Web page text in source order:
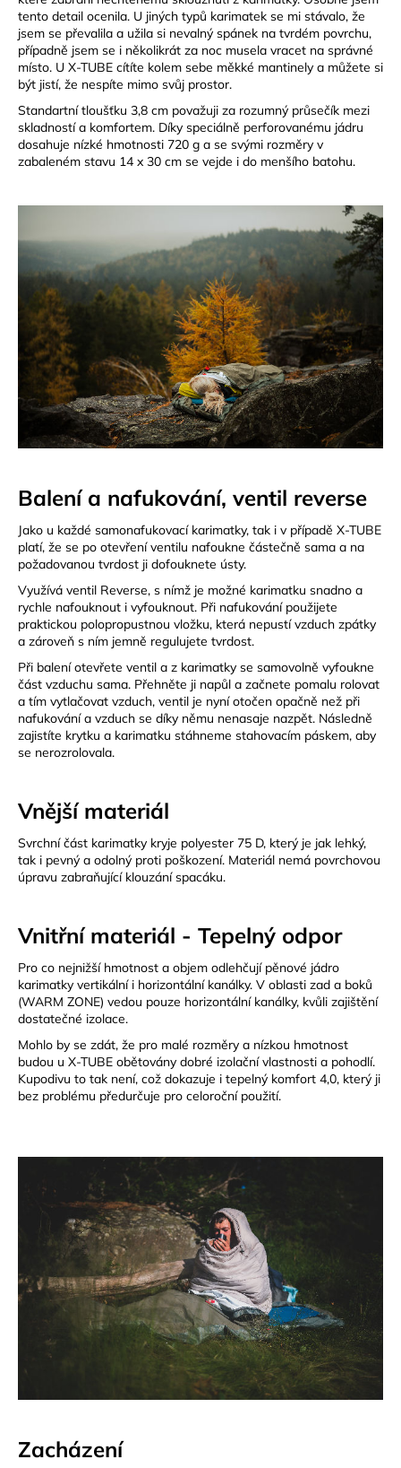
tento detail ocenila. U jiných typů karimatek se mi stávalo, že
jsem se převalila a užila si nevalný spánek na tvrdém povrchu,
případně jsem se i několikrát za noc musela vracet na správné
místo. U X-TUBE cítíte kolem sebe měkké mantinely a můžete si
být jistí, že nespíte mimo svůj prostor.
Standartní tloušťku 3,8 cm považuji za rozumný průsečík mezi
skladností a komfortem. Díky speciálně perforovanému jádru
dosahuje nízké hmotnosti 720 g a se svými rozměry v
zabaleném stavu 14 x 30 cm se vejde i do menšího batohu.
Balení a nafukování, ventil reverse
Jako u každé samonafukovací karimatky, tak i v případě X-TUBE
platí, že se po otevření ventilu nafoukne částečně sama a na
požadovanou tvrdost ji dofouknete ústy.
Využívá ventil Reverse, s nímž je možné karimatku snadno a
rychle nafouknout i vyfouknout. Při nafukování použijete
praktickou polopropustnou vložku, která nepustí vzduch zpátky
a zároveň s ním jemně regulujete tvrdost.
Při balení otevřete ventil a z karimatky se samovolně vyfoukne
část vzduchu sama. Přehněte ji napůl a začnete pomalu rolovat
a tím vytlačovat vzduch, ventil je nyní otočen opačně než při
nafukování a vzduch se díky němu nenasaje nazpět. Následně
zajistíte krytku a karimatku stáhneme stahovacím páskem, aby
se nerozrolovala.
Vnější materiál
Svrchní část karimatky kryje polyester 75 D, který je jak lehký,
tak i pevný a odolný proti poškození. Materiál nemá povrchovou
úpravu zabraňující klouzání spacáku.
Vnitřní materiál - Tepelný odpor
Pro co nejnižší hmotnost a objem odlehčují pěnové jádro
karimatky vertikální i horizontální kanálky. V oblasti zad a boků
(WARM ZONE) vedou pouze horizontální kanálky, kvůli zajištění
dostatečné izolace.
Mohlo by se zdát, že pro malé rozměry a nízkou hmotnost
budou u X-TUBE obětovány dobré izolační vlastnosti a pohodlí.
Kupodivu to tak není, což dokazuje i tepelný komfort 4,0, který ji
bez problému předurčuje pro celoroční použití.
Zacházení
CARNOSPORT
GEL
100
ML
899